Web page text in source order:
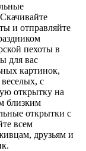
и отправляйте
пехоты в
для вас
картинок,
с
открытку на
близким
открытки с
всем
друзьям и